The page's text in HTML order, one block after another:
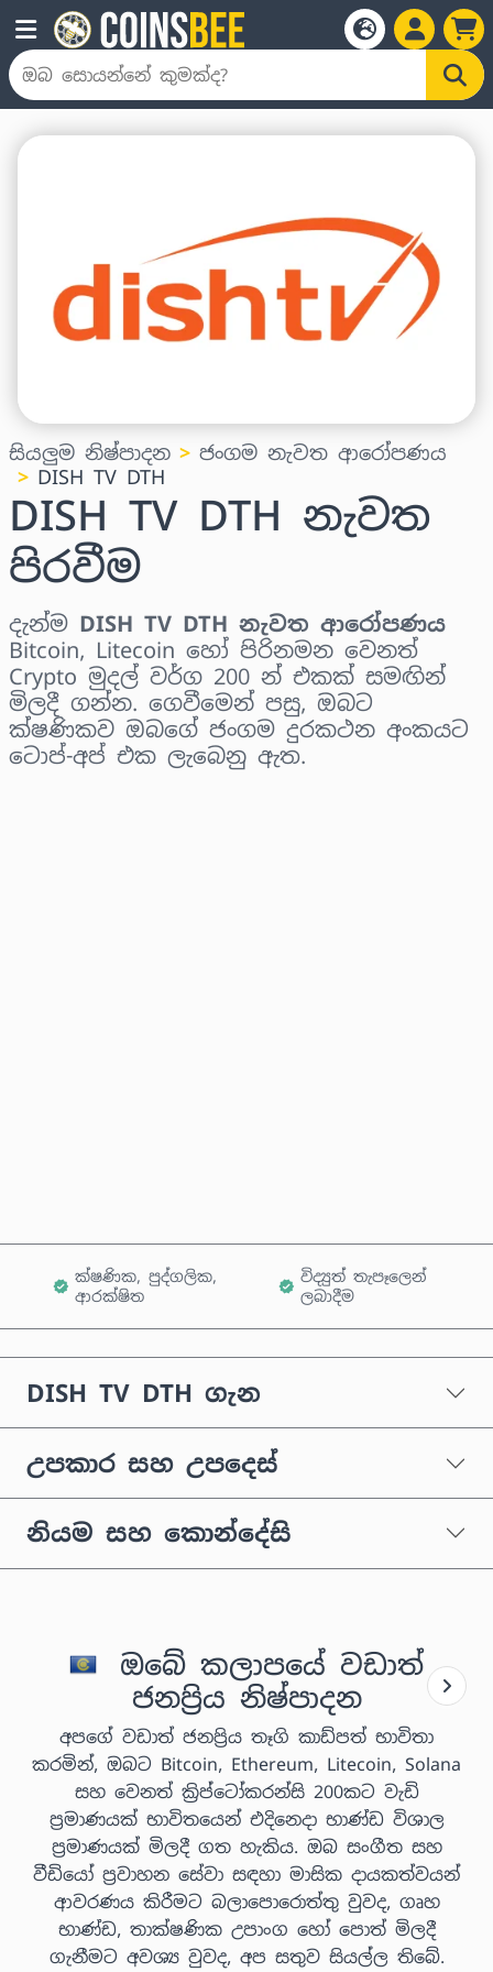
සියලුම නිෂ්පාදන
ජංගම නැවත ආරෝපණය
DISH TV DTH
DISH TV DTH නැවත
පිරවීම
දැන්ම DISH TV DTH නැවත ආරෝපණය
Bitcoin, Litecoin හෝ පිරිනමන වෙනත්
Crypto මුදල් වර්ග 200 න් එකක් සමඟින්
මිලදී ගන්න. ගෙවීමෙන් පසු, ඔබට
ක්ෂණිකව ඔබගේ ජංගම දුරකථන අංකයට
ටොප්-අප් එක ලැබෙනු ඇත.
ක්ෂණික, පුද්ගලික,
ආරක්ෂිත
විද්‍යුත් තැපෑලෙන්
ලබාදීම
DISH TV DTH ගැන
උපකාර සහ උපදෙස්
නියම සහ කොන්දේසි
ඔබේ කලාපයේ වඩාත්
ජනප්‍රිය නිෂ්පාදන
අපගේ වඩාත් ජනප්‍රිය තෑගි කාඩ්පත් භාවිතා
කරමින්, ඔබට Bitcoin, Ethereum, Litecoin, Solana
සහ වෙනත් ක්‍රිප්ටෝකරන්සි 200කට වැඩි
ප්‍රමාණයක් භාවිතයෙන් එදිනෙදා භාණ්ඩ විශාල
ප්‍රමාණයක් මිලදී ගත හැකිය. ඔබ සංගීත සහ
වීඩියෝ ප්‍රවාහන සේවා සඳහා මාසික දායකත්වයන්
ආවරණය කිරීමට බලාපොරොත්තු වුවද, ගෘහ
භාණ්ඩ, තාක්ෂණික උපාංග හෝ පොත් මිලදී
ගැනීමට අවශ්‍ය වුවද, අප සතුව සියල්ල තිබේ.